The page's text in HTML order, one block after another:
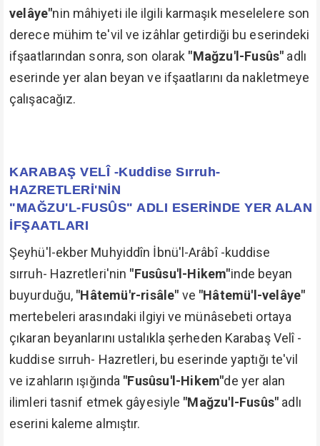
velâye"nin mâhiyeti ile ilgili karmaşık meselelere son
derece mühim te'vil ve izâhlar getirdiği bu eserindeki
ifşaatlarından sonra, son olarak "Mağzu'l-Fusûs" adlı
eserinde yer alan beyan ve ifşaatlarını da nakletmeye
çalışacağız.
KARABAŞ VELÎ -Kuddise Sırruh-
HAZRETLERİ'NİN
"MAĞZU'L-FUSÛS" ADLI ESERİNDE YER ALAN
İFŞAATLARI
Şeyhü'l-ekber Muhyiddîn İbnü'l-Arâbî -kuddise
sırruh- Hazretleri'nin "Fusûsu'l-Hikem"inde beyan
buyurduğu, "Hâtemü'r-risâle" ve "Hâtemü'l-velâye"
mertebeleri arasındaki ilgiyi ve münâsebeti ortaya
çıkaran beyanlarını ustalıkla şerheden Karabaş Velî -
kuddise sırruh- Hazretleri, bu eserinde yaptığı te'vil
ve izahların ışığında "Fusûsu'l-Hikem"de yer alan
ilimleri tasnif etmek gâyesiyle "Mağzu'l-Fusûs" adlı
eserini kaleme almıştır.